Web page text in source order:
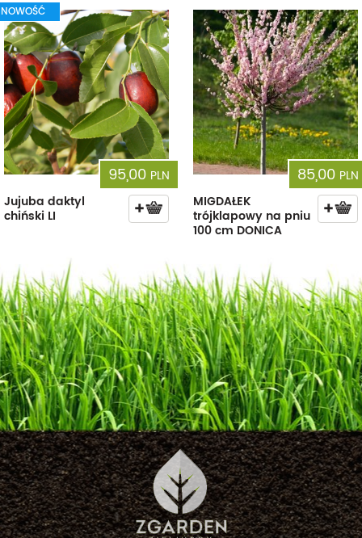
NOWOŚĆ
95,00 PLN
Jujuba daktyl
chiński LI
85,00 PLN
MIGDAŁEK
trójklapowy na pniu
100 cm DONICA